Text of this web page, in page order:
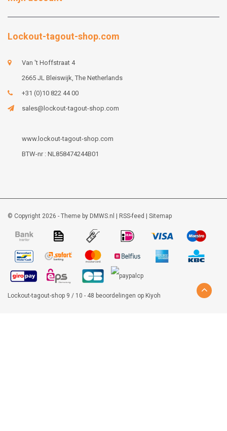
Lockout-tagout-shop.com
Van 't Hoffstraat 4
2665 JL Bleiswijk, The Netherlands
+31 (0)10 822 44 00
sales@lockout-tagout-shop.com
www.lockout-tagout-shop.com
BTW-nr : NL858474244B01
© Copyright 2026 - Theme by DMWS.nl RSS-feed Sitemap
Lockout-tagout-shop 9 / 10 - 48 beoordelingen op Kiyoh